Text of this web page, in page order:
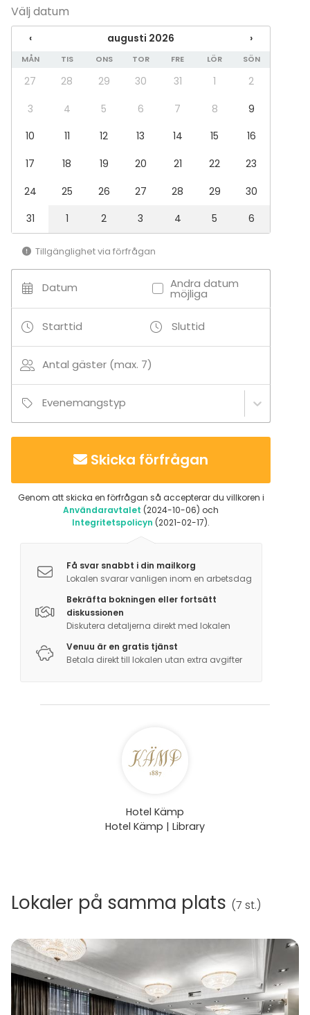
yhteydessä oli leivos. Lisäksi maksaminen päivän
päätteeksi vei 30 minuuttia, sillä kokoustamon
puolella ei ollut ketään päivystämässä eikä
alakertaan hotellin vastaanottoon pystynyt
maksamaan. Palvelu ei siis vastannut puitteita.
Välj datum
‹ augusti 2026 ›
MÅN TIS ONS TOR FRE LÖR SÖN
27 28 29 30 31 1
2
3
4 5 6 7 8
9
10
11 12 13 14 15
16
17
18 19 20 21 22
23
24
25 26 27 28 29
30
31
1 2 3 4 5 6
Tillgänglighet via förfrågan
Datum Andra datum
möjliga
Starttid Sluttid
Antal gäster (max. 7)
Evenemangstyp
Skicka förfrågan
Genom att skicka en förfrågan så accepterar du villkoren i
Användaravtalet (2024-10-06) och
Integritetspolicyn (2021-02-17).
Få svar snabbt i din mailkorg
Lokalen svarar vanligen inom en arbetsdag
Bekräfta bokningen eller fortsätt
diskussionen
Diskutera detaljerna direkt med lokalen
Venuu är en gratis tjänst
Betala direkt till lokalen utan extra avgifter
Hotel Kämp
Hotel Kämp | Library
Lokaler på samma plats (7 st.)